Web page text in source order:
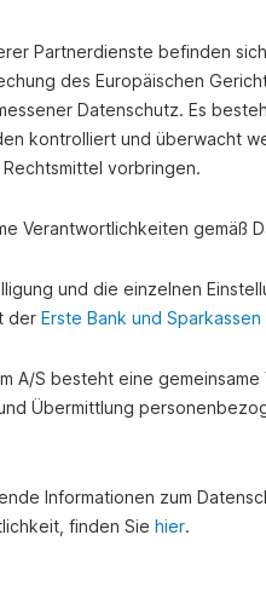
Partnerdienste befinden
des Europäischen
Datenschutz. Es
kontrolliert und überwacht
Rechtsmittel vorbringen.
Verantwortlichkeiten gemäß
und die einzelnen
der Erste Bank und
A/S besteht eine
Übermittlung
Informationen zum
finden Sie hier.